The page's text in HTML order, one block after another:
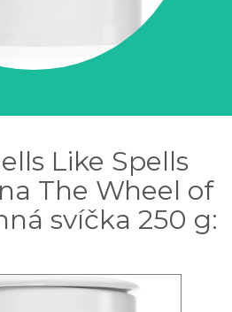
Like Spells
The Wheel of
svíčka 250 g: